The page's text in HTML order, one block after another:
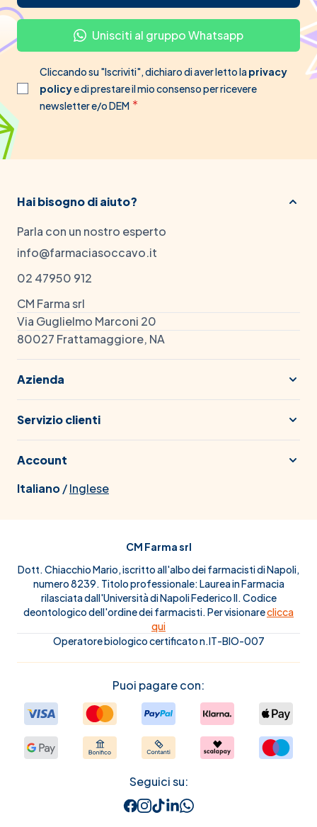
Unisciti al gruppo Whatsapp
Cliccando su "Iscriviti", dichiaro di aver letto laprivacy
policye di prestare il mio consenso per ricevere
newsletter e/o DEM
Hai bisogno di aiuto?
Parla con un nostro esperto
info@farmaciasoccavo.it
02 47950 912
CM Farma srl
Via Guglielmo Marconi 20
80027 Frattamaggiore, NA
Azienda
Servizio clienti
Account
Italiano/Inglese
CM Farma srl
Dott. Chiacchio Mario, iscritto all'albo dei farmacisti di Napoli,
numero 8239. Titolo professionale: Laurea in Farmacia
rilasciata dall'Università di Napoli Federico II. Codice
deontologico dell'ordine dei farmacisti. Per visionareclicca
qui
Operatore biologico certificato n.IT-BIO-007
Puoi pagare con:
Seguici su: